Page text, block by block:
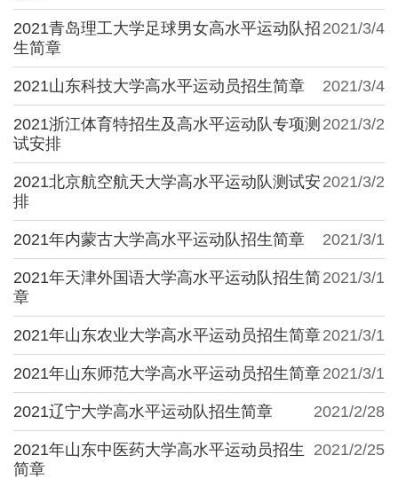
2021/3/4
2021青岛理工大学足球男女高水平运动队招
生简章
2021/3/4
2021山东科技大学高水平运动员招生简章
2021/3/2
2021浙江体育特招生及高水平运动队专项测
试安排
2021/3/2
2021北京航空航天大学高水平运动队测试安
排
2021/3/1
2021年内蒙古大学高水平运动队招生简章
2021/3/1
2021年天津外国语大学高水平运动队招生简
章
2021/3/1
2021年山东农业大学高水平运动员招生简章
2021/3/1
2021年山东师范大学高水平运动员招生简章
2021/2/28
2021辽宁大学高水平运动队招生简章
2021/2/25
2021年山东中医药大学高水平运动员招生
简章